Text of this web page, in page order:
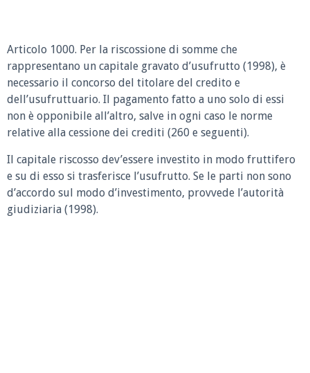
Articolo 1000. Per la riscossione di somme che
rappresentano un capitale gravato d’usufrutto (1998), è
necessario il concorso del titolare del credito e
dell’usufruttuario. Il pagamento fatto a uno solo di essi
non è opponibile all’altro, salve in ogni caso le norme
relative alla cessione dei crediti (260 e seguenti).
Il capitale riscosso dev’essere investito in modo fruttifero
e su di esso si trasferisce l’usufrutto. Se le parti non sono
d’accordo sul modo d’investimento, provvede l’autorità
giudiziaria (1998).